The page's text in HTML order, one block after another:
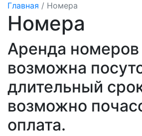
Главная / Номера
Номера
Аренда номеров
возможна
длительный
возможно
оплата.